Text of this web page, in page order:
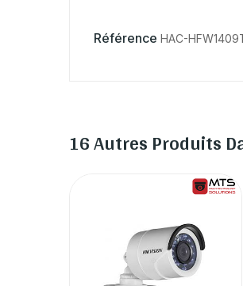
Référence HAC-
16 Autres Produits